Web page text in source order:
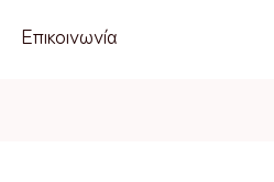
Επικοινωνία